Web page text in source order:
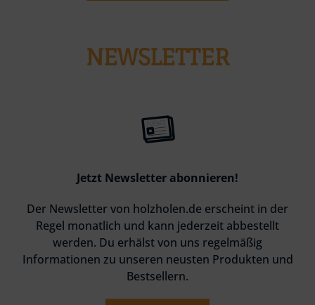
NEWSLETTER
Jetzt Newsletter abonnieren!
Der Newsletter von holzholen.de erscheint in der
Regel monatlich und kann jederzeit abbestellt
werden. Du erhälst von uns regelmäßig
Informationen zu unseren neusten Produkten und
Bestsellern.